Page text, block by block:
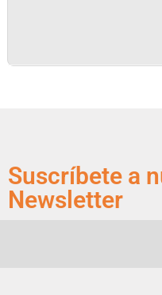
Suscríbete a
Newsletter